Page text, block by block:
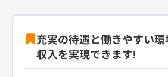
充実の待遇と働きやすい
収入を実現できます!